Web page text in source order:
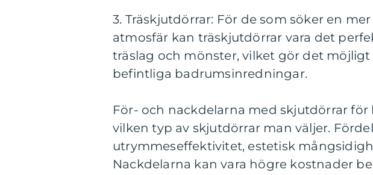
3. Träskjutdörrar: För de som söker en
atmosfär kan träskjutdörrar vara det
träslag och mönster, vilket gör det
befintliga badrumsinredningar.
För- och nackdelarna med skjutdörrar
vilken typ av skjutdörrar man väljer.
utrymmeseffektivitet, estetisk
Nackdelarna kan vara högre kostnader